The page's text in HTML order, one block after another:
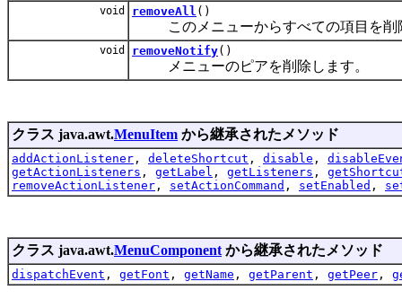
void removeAll ()
このメニューからすべての項目を削
void removeNotify()
メニューのピアを削除します。
クラス java.awt.MenuItem から継承されたメソッド
addActionListener , deleteShortcut , disable ,
getActionListeners , getLabel , getListeners ,
removeActionListener , setActionCommand , setEnabled ,
クラス java.awt.MenuComponent から継承されたメソッド
dispatchEvent , getFont , getName , getParent , getPeer ,